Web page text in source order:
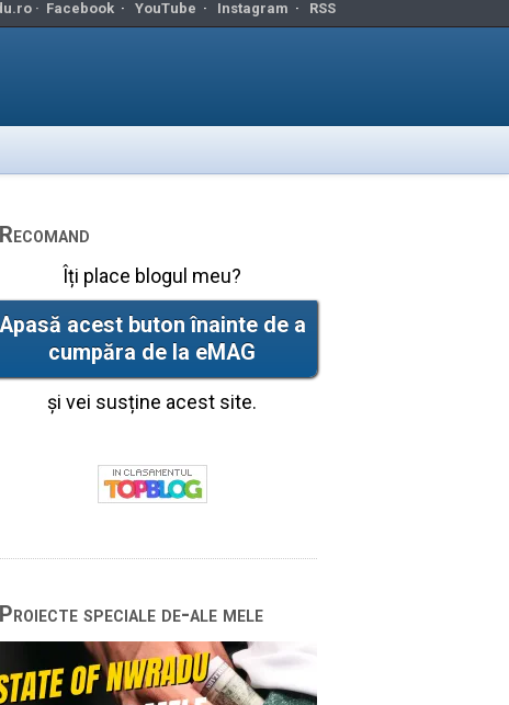
· Facebook· YouTube · Instagram · RSS
Recomand
Îți place blogul meu?
Apasă acest buton înainte de a
cumpăra de la eMAG
și vei susține acest site.
Proiecte speciale de-ale mele